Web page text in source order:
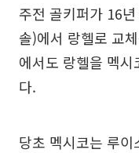
주전 골키퍼가 16
솔)에서 랑헬로 교
에서도 랑헬을 멕
다.
당초 멕시코는 루